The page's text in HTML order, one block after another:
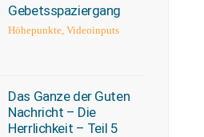
Gebetsspaziergang
Höhepunkte,Videoinputs
Das Ganze der Guten
Nachricht – Die
Herrlichkeit – Teil 5